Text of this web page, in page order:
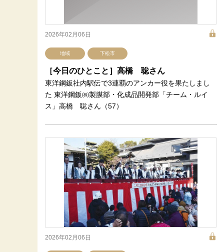
2026年02月06日
地域 下松市
［今日のひとこと］高橋 聡さん
東洋鋼鈑社内駅伝で3連覇のアンカー役を果たしまし
た 東洋鋼鈑㈱製膜部・化成品開発部「チーム・ルイ
ス」高橋 聡さん（57）
2026年02月06日